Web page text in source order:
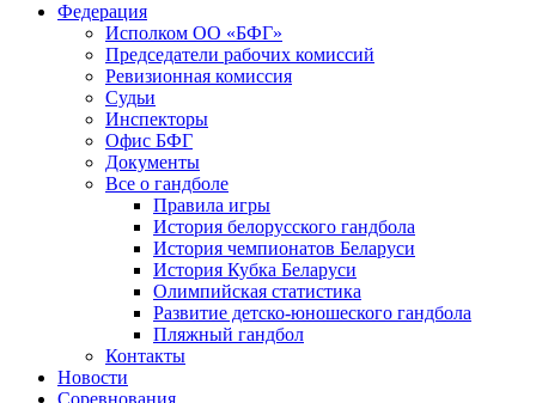
Федерация
Исполком ОО «БФГ»
Председатели рабочих комиссий
Ревизионная комиссия
Судьи
Инспекторы
Офис БФГ
Документы
Все о гандболе
Правила игры
История белорусского гандбола
История чемпионатов Беларуси
История Кубка Беларуси
Олимпийская статистика
Развитие детско-юношеского гандбола
Пляжный гандбол
Контакты
Новости
Соревнования